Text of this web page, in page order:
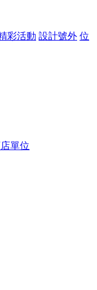
彩活動 設計號外 位
單位